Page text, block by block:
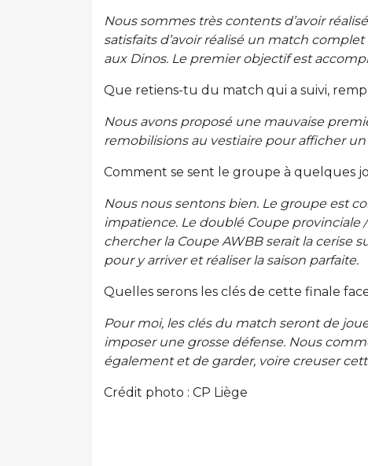
Nous sommes très contents d’avoir
satisfaits d’avoir réalisé un match
aux Dinos. Le premier objectif est
Que retiens-tu du match qui a suivi,
Nous avons proposé une mauvaise
remobilisions au vestiaire pour afficher
Comment se sent le groupe à quelques
Nous nous sentons bien. Le groupe est
impatience. Le doublé Coupe
chercher la Coupe AWBB serait la cerise
pour y arriver et réaliser la saison parfaite.
Quelles serons les clés de cette finale
Pour moi, les clés du match seront de
imposer une grosse défense. Nous
également et de garder, voire creuser
Crédit photo : CP Liège